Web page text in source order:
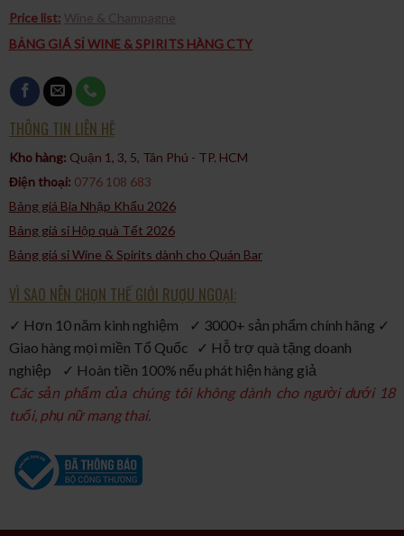
Price list: Wine & Champagne
BẢNG GIÁ SỈ WINE & SPIRITS HÀNG CTY
THÔNG TIN LIÊN HỆ
Kho hàng: Quận 1, 3, 5, Tân Phú - TP. HCM​
Điện thoại: 0776 108 683
Bảng giá Bia Nhập Khẩu 2026
Bảng giá sỉ Hộp quà Tết 2026
Bảng giá sỉ Wine & Spirits dành cho Quán Bar
VÌ SAO NÊN CHỌN THẾ GIỚI RƯỢU NGOẠI:
✓ Hơn 10 năm kinh nghiệm ✓ 3000+ sản phẩm chính hãng ✓
Giao hàng mọi miền Tổ Quốc ✓ Hỗ trợ quà tặng doanh
nghiệp ✓ Hoàn tiền 100% nếu phát hiện hàng giả
Các sản phẩm của chúng tôi không dành cho người dưới 18
tuổi, phụ nữ mang thai.